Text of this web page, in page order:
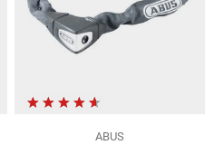
ABUS